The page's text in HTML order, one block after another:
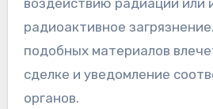
радиоактивное
подобных материалов
сделке и уведомление
органов.